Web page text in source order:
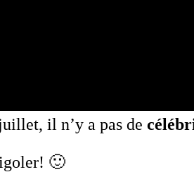
il n’y a pas de
🙂